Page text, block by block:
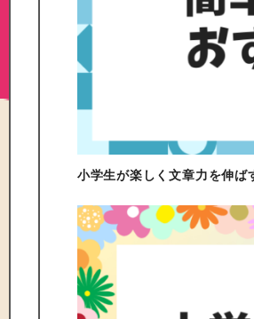
小学生が楽しく文章力を伸